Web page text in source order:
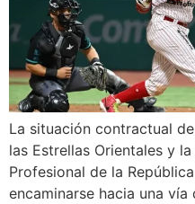
La situación contractual
las Estrellas Orientales y
Profesional de la
encaminarse hacia una